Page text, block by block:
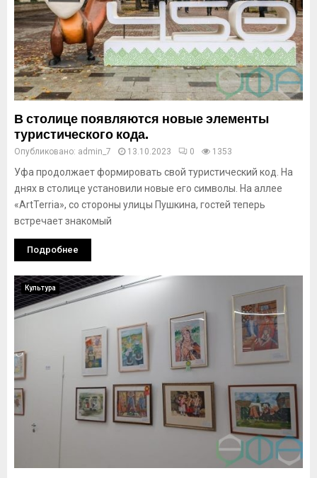
В столице появляются новые элементы
туристического кода.
Опубликовано: admin_7 13.10.2023 0 1353
Уфа продолжает формировать свой туристический код. На
днях в столице установили новые его символы. На аллее
«ArtTerria», со стороны улицы Пушкина, гостей теперь
встречает знакомый
Подробнее
Культура